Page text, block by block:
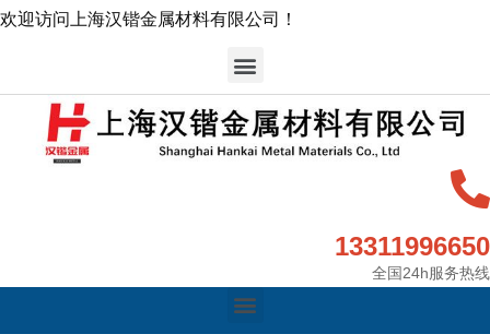
欢迎访问上海汉锴金属材料有限公司！
13311996650
全国24h服务热线